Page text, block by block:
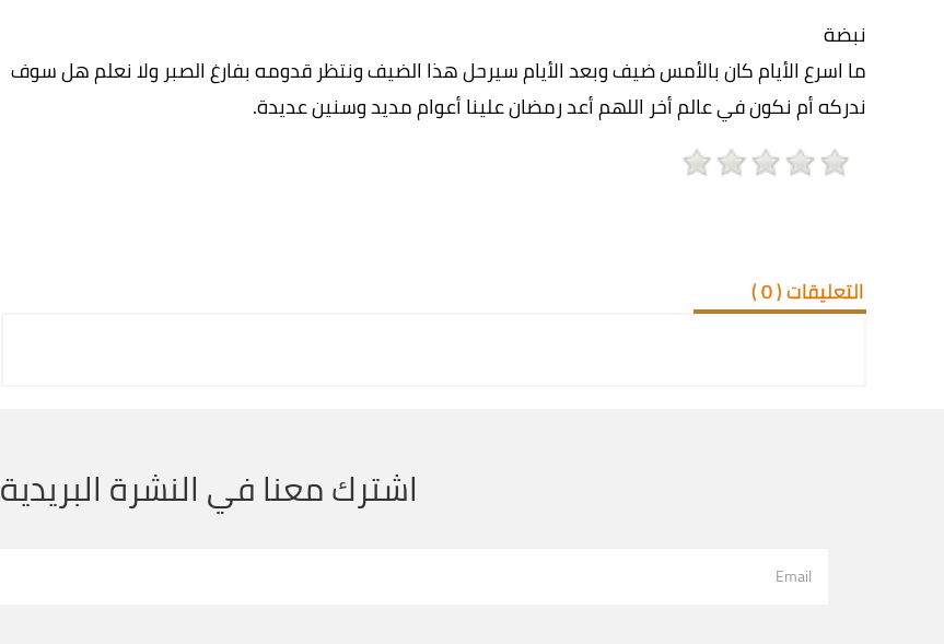
نبضة
ما اسرع الأيام كان بالأمس ضيف وبعد الأيام سيرحل هذا الضيف ونتظر قدومه بفارغ الصبر ولا نعلم هل سوف
ندركه أم نكون في عالم أخر اللهم أعد رمضان علينا أعوام مديد وسنين عديدة.
التعليقات (0
)
اشترك معنا في النشرة البريدية